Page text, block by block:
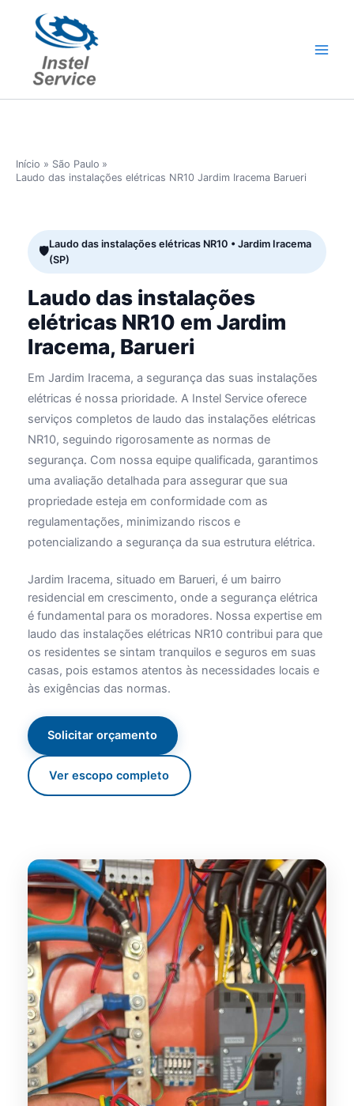
conteúdo
Início
São Paulo
Laudo das instalações elétricas NR10 Jardim Iracema Barueri
Laudo das instalações elétricas NR10 • Jardim Iracema
(SP)
Laudo das instalações
elétricas NR10 em Jardim
Iracema, Barueri
Em Jardim Iracema, a segurança das suas instalações
elétricas é nossa prioridade. A Instel Service oferece
serviços completos de laudo das instalações elétricas
NR10, seguindo rigorosamente as normas de
segurança. Com nossa equipe qualificada, garantimos
uma avaliação detalhada para assegurar que sua
propriedade esteja em conformidade com as
regulamentações, minimizando riscos e
potencializando a segurança da sua estrutura elétrica.
Jardim Iracema, situado em Barueri, é um bairro
residencial em crescimento, onde a segurança elétrica
é fundamental para os moradores. Nossa expertise em
laudo das instalações elétricas NR10 contribui para que
os residentes se sintam tranquilos e seguros em suas
casas, pois estamos atentos às necessidades locais e
às exigências das normas.
Solicitar orçamento
Ver escopo completo